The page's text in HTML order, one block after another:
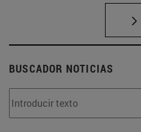
BUSCADOR NOTICIAS